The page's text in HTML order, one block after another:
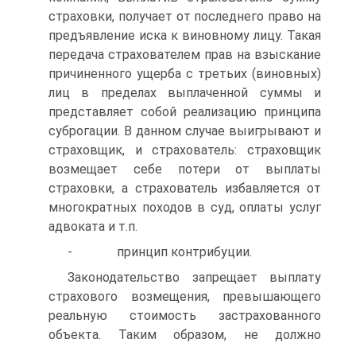
страховки, получает от последнего право на
предъявление иска к виновному ли­цу. Такая
передача страхователем прав на взыскание
причиненного ущерба с третьих (виновных)
лиц в пределах выплаченной суммы и
представляет собой реализацию принципа
суброгации. В данном слу­чае выигрывают и
страховщик, и страхователь: страховщик
возмеща­ет себе потери от выплаты
страховки, а страхователь избавляется от
многократных походов в суд, оплаты услуг
адвоката и т.п.
- принцип контрибуции.
Законодательство запрещает выплату
страхового возмещения, превышающего
реальную стоимость застрахованного
объекта. Таким образом, не должно